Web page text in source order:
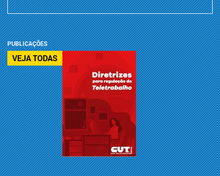
PUBLICAÇÕES
VEJA TODAS